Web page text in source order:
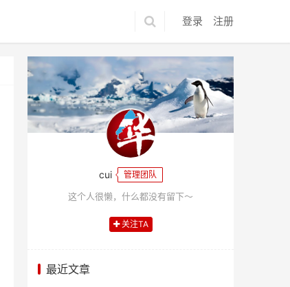
登录 注册
cui 管理团队
这个人很懒，什么都没有留下～
关注TA
最近文章